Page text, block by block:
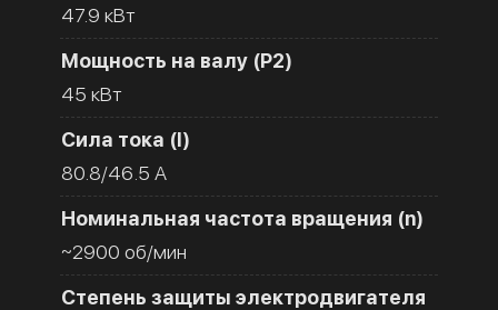
47.9 кВт
Мощность на валу (Р2)
45 кВт
Сила тока (I)
80.8/46.5 A
Номинальная частота вращения (n)
~2900 об/мин
Степень защиты электродвигателя